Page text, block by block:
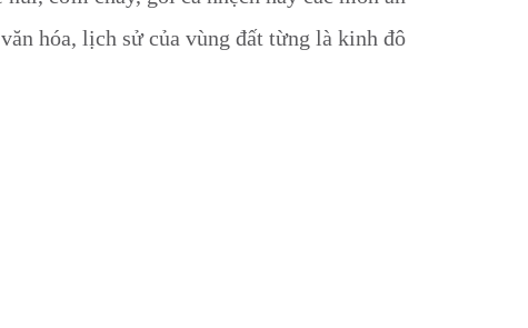
hóa, lịch sử của vùng đất từng là kinh đô